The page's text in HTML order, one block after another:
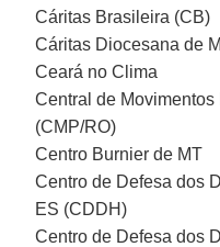
Cáritas Brasileira (CB)
Cáritas Diocesana de
Ceará no Clima
Central de
(CMP/RO)
Centro Burnier de MT
Centro de Defesa dos
ES (CDDH)
Centro de Defesa dos